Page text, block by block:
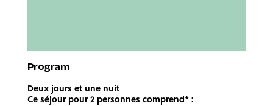
Program
Deux jours et une nuit
Ce séjour pour 2 personnes comprend* :